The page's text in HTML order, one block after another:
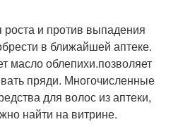
и против выпадения
в ближайшей аптеке.
масло облепихи.позволяет
пряди. Многочисленные
для волос из аптеки,
найти на витрине.